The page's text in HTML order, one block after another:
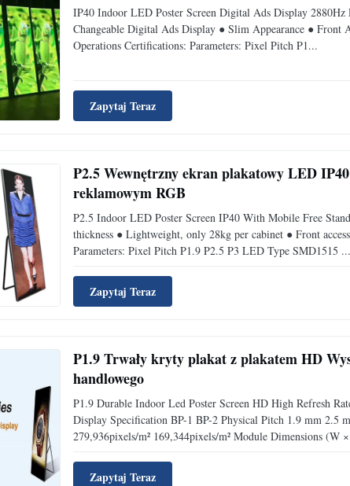
IP40 Indoor LED Poster Screen Digital Ads Display
Changeable Digital Ads Display ● Slim Appearance ● Front
Operations Certifications: Parameters: Pixel Pitch P1...
Zapytaj Teraz
P2.5 Wewnętrzny ekran plakatowy LED
reklamowym RGB
P2.5 Indoor LED Poster Screen IP40 With Mobile Free
thickness ● Lightweight, only 28kg per cabinet ● Front
Parameters: Pixel Pitch P1.9 P2.5 P3 LED Type SMD1515 ...
Zapytaj Teraz
P1.9 Trwały kryty plakat z plakatem HD
handlowego
P1.9 Durable Indoor Led Poster Screen HD High Refresh
Display Specification BP-1 BP-2 Physical Pitch 1.9 mm
279,936pixels/m² 169,344pixels/m² Module Dimensions (W
Zapytaj Teraz